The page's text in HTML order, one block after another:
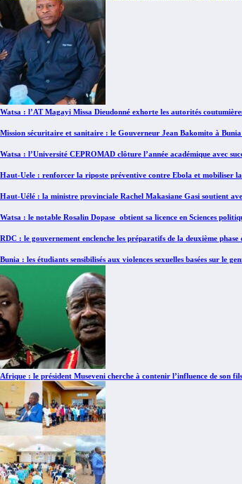
Watsa : l’AT Magayi Missa Dieudonné exhorte les autorités
Mission sécuritaire et sanitaire : le Gouverneur Jean Bakomito à
Watsa : l’Université CEPROMAD clôture l’année académique avec
Haut-Uele : renforcer la riposte préventive contre Ebola et mobiliser
Haut-Uélé : la ministre provinciale Rachel Makasiane Gasi soutient
Watsa : le notable Rosalin Dopase obtient sa licence en Sciences
RDC : le gouvernement enclenche les préparatifs de la deuxième
Bunia : les étudiants sensibilisés aux violences sexuelles basées sur le
Afrique : le président Museveni cherche à contenir l’influence de son